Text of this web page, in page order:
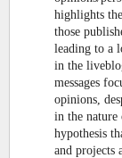
highlights
those
leading to a
in the
messages
opinions,
in the nature
hypothesis
and projects